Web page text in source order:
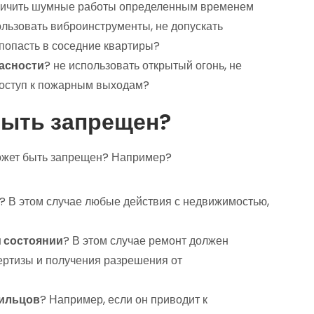
шумные работы определенным временем
виброинструменты, не допускать
в соседние квартиры?
? не использовать открытый огонь, не
к пожарным выходам?
запрещен?
быть запрещен? Например?
? В этом случае любые действия с недвижимостью,
? В этом случае ремонт должен
и получения разрешения от
? Например, если он приводит к